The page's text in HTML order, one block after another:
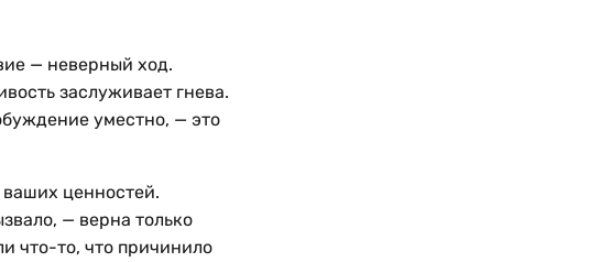
— неверный ход.
заслуживает гнева.
уместно, — это
ценностей.
— верна только
что-то, что причинило